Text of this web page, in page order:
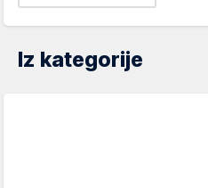
Iz kategorije